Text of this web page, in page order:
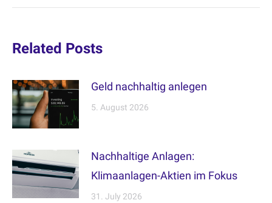
Related Posts
Geld nachhaltig anlegen
5. August 2026
Nachhaltige Anlagen:
Klimaanlagen-Aktien im Fokus
31. July 2026